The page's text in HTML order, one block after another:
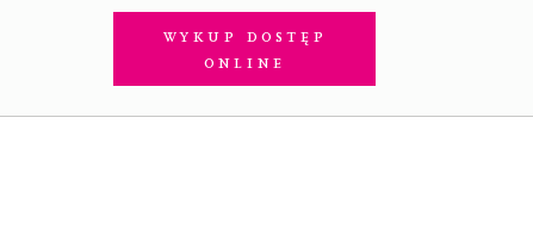
Wykup dostęp
online